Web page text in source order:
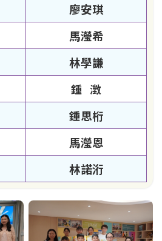
廖安琪
馬瀅希
林學謙
鍾 澂
鍾思桁
馬瀅恩
林諾洐